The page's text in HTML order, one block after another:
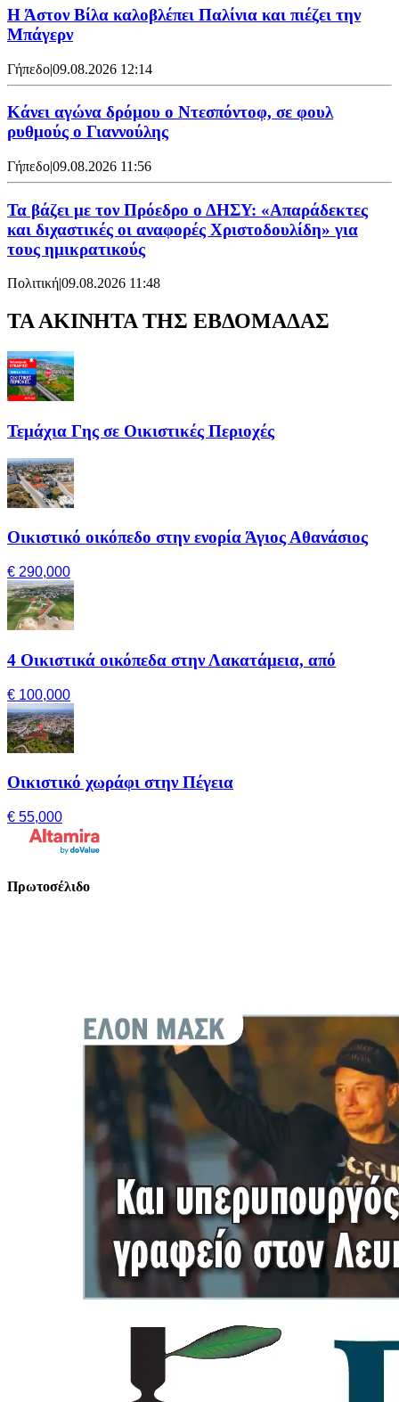
Η Άστον Βίλα καλοβλέπει Παλίνια και πιέζει την
Μπάγερν
Γήπεδο|09.08.2026 12:14
Kάνει αγώνα δρόμου ο Ντεσπόντοφ, σε φουλ
ρυθμούς ο Γιαννούλης
Γήπεδο|09.08.2026 11:56
Τα βάζει με τον Πρόεδρο ο ΔΗΣΥ: «Απαράδεκτες
και διχαστικές οι αναφορές Χριστοδουλίδη» για
τους ημικρατικούς
Πολιτική|09.08.2026 11:48
ΤΑ ΑΚΙΝΗΤΑ ΤΗΣ ΕΒΔΟΜΑΔΑΣ
Τεμάχια Γης σε Οικιστικές Περιοχές
Οικιστικό οικόπεδο στην ενορία Άγιος Αθανάσιος
€ 290,000
4 Οικιστικά οικόπεδα στην Λακατάμεια, από
€ 100,000
Οικιστικό χωράφι στην Πέγεια
€ 55,000
Πρωτοσέλιδο